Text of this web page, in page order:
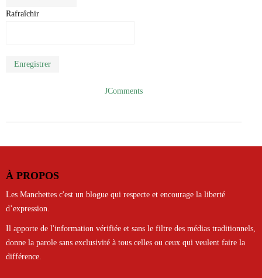
Rafraîchir
Enregistrer
JComments
À PROPOS
Les Manchettes c'est un blogue qui respecte et encourage la liberté
d’expression.
Il apporte de l'information vérifiée et sans le filtre des médias traditionnels,
donne la parole sans exclusivité à tous celles ou ceux qui veulent faire la
différence.